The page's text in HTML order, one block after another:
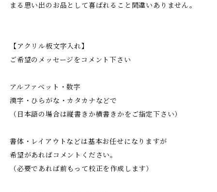
まる思い出のお品として喜ばれること間違いありません。
【アクリル板文字入れ】
ご希望のメッセージをコメント下さい
アルファベット・数字
漢字・ひらがな・カタカナなどで
（日本語の場合は縦書きか横書きかをご指定下さい）
書体・レイアウトなどは基本お任せになりますが
希望があればコメントください。
（必要であれば前もって校正を作成します）